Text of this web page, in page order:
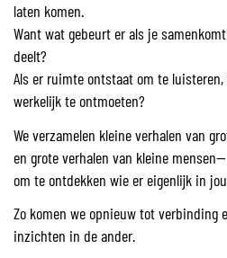
laten komen.
Want wat gebeurt er als je
deelt?
Als er ruimte ontstaat om te
werkelijk te ontmoeten?
We verzamelen kleine verhalen van
en grote verhalen van kleine mensen—
om te ontdekken wie er eigenlijk in
Zo komen we opnieuw tot verbinding
inzichten in de ander.